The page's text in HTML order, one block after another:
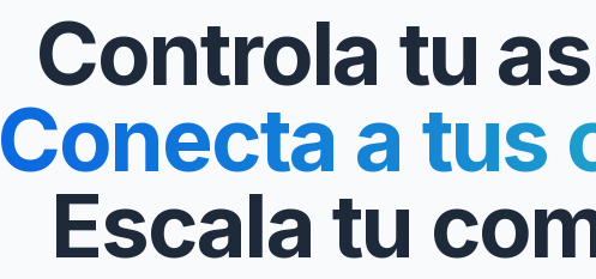
Controla tu
Conecta a tus
Escala tu